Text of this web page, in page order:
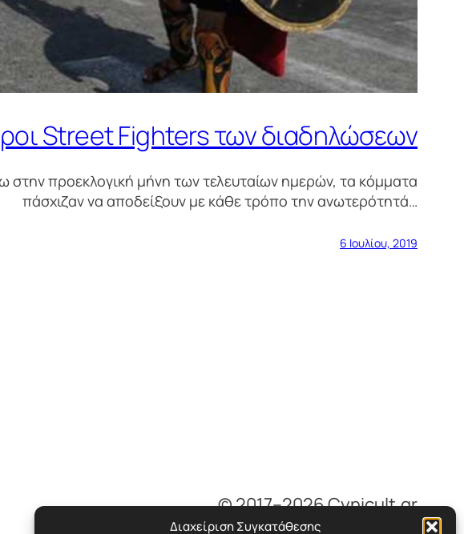
Διαχείριση Συγκατάθεσης
Street Fighters των διαδηλώσεων
προεκλογική μήνη των τελευταίων ημερών, τα κόμματα
πάσχιζαν να αποδείξουν με κάθε τρόπο την ανωτερότητά…
6 Ιουλίου, 2019
© 2017–2026 Cynicult.gr